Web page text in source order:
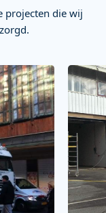
projecten die wij